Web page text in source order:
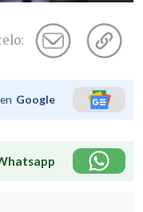
Google